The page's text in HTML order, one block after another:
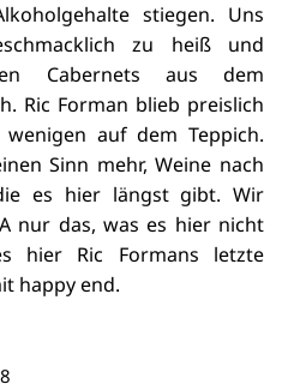
stiegen. Uns
zu heiß und
Cabernets aus dem
Ric Forman blieb preislich
auf dem Teppich.
Sinn mehr, Weine nach
es hier längst gibt. Wir
nur das, was es hier nicht
hier Ric Formans letzte
happy end.